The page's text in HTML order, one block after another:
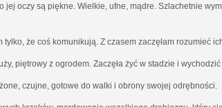
jej oczy są piękne. Wielkie, ufne, mądre. Szlachetnie
że coś komunikują. Z czasem zaczęłam rozumieć
piętrowy z ogrodem. Zaczęła żyć w stadzie i wychodzić
czujne, gotowe do walki i obrony swojej odrębności.